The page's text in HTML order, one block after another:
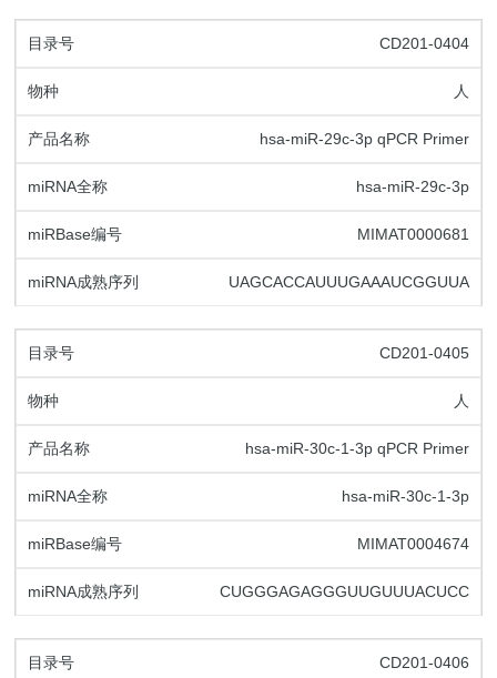
CD201-0404
人
hsa-miR-29c-3p qPCR Primer
hsa-miR-29c-3p
MIMAT0000681
UAGCACCAUUUGAAAUCGGUUA
CD201-0405
人
hsa-miR-30c-1-3p qPCR Primer
hsa-miR-30c-1-3p
MIMAT0004674
CUGGGAGAGGGUUGUUUACUCC
CD201-0406